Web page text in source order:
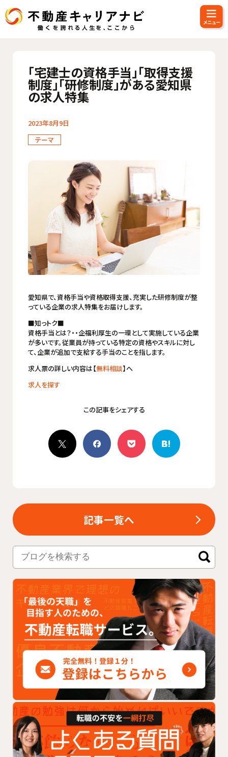
「宅建士の資格手当」「取得支援
制度」「研修制度」がある愛知県
の求人特集
2023年8月9日
テーマ
愛知県で、資格手当や資格取得支援、充実した研修制度が整
っている企業の求人特集をお届けします。
■知っトク■
資格手当とは？・・企福利厚生の一環として実施している企業
が多いです。従業員が持っている特定の資格やスキルに対し
て、企業が追加で支給する手当のことを指します。
求人票の詳しい内容は【無料相談】へ
求人を探す
記事一覧へ